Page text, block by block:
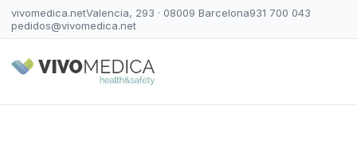
vivomedica.netValencia, 293 · 08009 Barcelona931 700 043
pedidos@vivomedica.net